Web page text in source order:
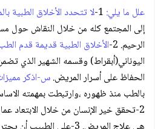
علل ما يلي: لا تتحدد الأخلاق الطبية
إلى المجتمع كله من خلال النقاش حول
الرحيم. 2-
الأخلاق الطبية قديمة قدم
اليوناني(أبقراط) وقسمه الشهير الذي
الحفاظ على أسرار المريض.س-اذكر
بالطب منذ ظهوره ،وارتبطت بمهمته
2-تحقق خير الإنسان من خلال الابتعاد